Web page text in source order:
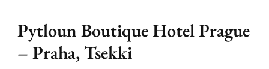
Pytloun Boutique Hotel Prague
– Praha, Tsekki